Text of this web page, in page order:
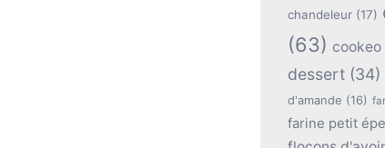
chandeleur(17)
(63) cookeo
dessert(34)
d'amande (16)
farine petit